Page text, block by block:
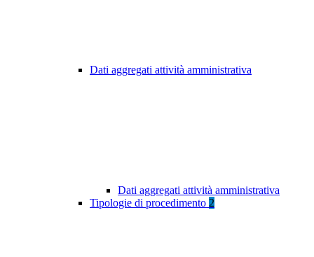
Dati aggregati attività amministrativa
Dati aggregati attività amministrativa
Tipologie di procedimento 2